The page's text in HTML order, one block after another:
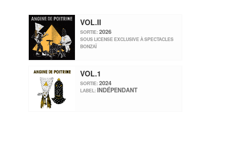
VOL.II
SORTIE: 2026
SOUS LICENSE EXCLUSIVE À SPECTACLES
BONZAÏ
VOL.1
SORTIE: 2024
LABEL: INDÉPENDANT